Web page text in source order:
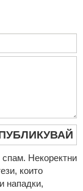
Нeкoрeктни
кoитo
нaпaдки,